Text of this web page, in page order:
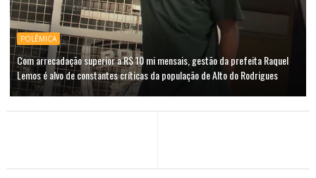
POLÊMICA
Com arrecadação superior a R$ 10 mi mensais, gestão da prefeita Raquel
Lemos é alvo de constantes críticas da população de Alto do Rodrigues